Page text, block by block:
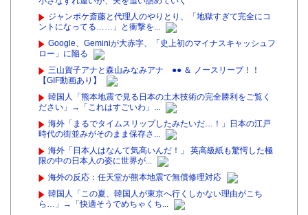
ジャンポケ斎藤と代理人のやりとり、「地獄すぎて完全にコ
ントになってる……」と衝撃を...
Google、Geminiが大赤字、「史上初のマイナスキャッシュフ
ロー」に陥る
三山賀子アナと森山みなみアナ ●● ＆ ノースリーブ！！
【GIF動画あり】
韓国人「熊本地震で見る日本の土木技術の完全勝利をご覧く
ださい」→「これはすごいわ」...
海外「まるでタイムスリップしたみたいだ…！」日本の江戸
時代の街並みがそのまま保存さ...
海外「日本人はなんて気高いんだ！」 英高級紙も驚愕した極
限の中の日本人の姿に世界が...
海外の反応：任天堂が熊本地震で無償修理対応
韓国人「この夏、韓国人が東京へ行くしかない理由がこち
ら…」→「快適そうでめちゃくち...